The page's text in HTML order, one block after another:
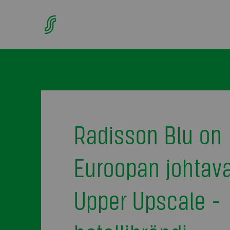
Radisson Blu on
Euroopan
Upper Upscale -